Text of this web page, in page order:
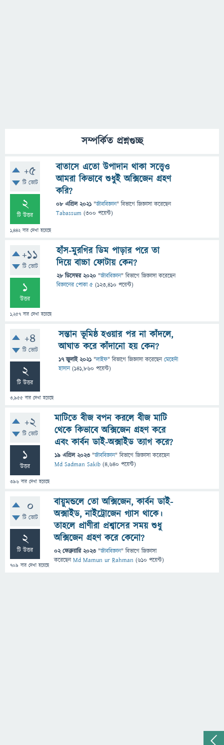
সম্পর্কিত প্রশ্নগুচ্ছ
+5
টি ভোট
2
টি উত্তর
1,442বার দেখা হয়েছে
বাতাসে এতো উপাদান থাকা সত্ত্বেও
আমরা কিভাবে শুধুই অক্সিজেন গ্রহণ
করি?
08 এপ্রিল 2021 "জীববিজ্ঞান" বিভাগে জিজ্ঞাসাকরেছেন
Tabassum (300 পয়েন্ট)
+11
টি ভোট
1
উত্তর
1,257 বার দেখা হয়েছে
হাঁস-মুরগির ডিম পাড়ার পরে তা
দিয়ে বাচ্চা ফোটায় কেন?
28 ডিসেম্বর 2020 "জীববিজ্ঞান" বিভাগে জিজ্ঞাসাকরেছেন
বিজ্ঞানের পোকা ৫ (123,410 পয়েন্ট)
+4
টি ভোট
2
টি উত্তর
3,955 বার দেখা হয়েছে
সন্তান ভূমিষ্ঠ হওয়ার পর না কাঁদলে,
আঘাত করে কাঁদানো হয় কেন?
17 জুলাই 2021 "লাইফ" বিভাগে জিজ্ঞাসাকরেছেনমেহেদী
হাসান (141,860 পয়েন্ট)
+2
টি ভোট
1
উত্তর
396 বার দেখা হয়েছে
মাটিতে বীজ বপন করলে বীজ মাটি
থেকে কিভাবে অক্সিজেন গ্রহণ করে
এবং কার্বন ডাই-অক্সাইড ত্যাগ করে?
19 এপ্রিল 2023 "জীববিজ্ঞান" বিভাগে জিজ্ঞাসাকরেছেন
Md Sadman Sakib (4,640 পয়েন্ট)
0
টি ভোট
2
টি উত্তর
709 বার দেখা হয়েছে
বায়ুমন্ডলে তো অক্সিজেন, কার্বন ডাই-
অক্সাইড, নাইট্রোজেন গ্যাস থাকে।
তাহলে প্রাণীরা প্রশ্বাসের সময় শুধু
অক্সিজেন গ্রহণ করে কেনো?
02 ফেব্রুয়ারি 2023 "জীববিজ্ঞান" বিভাগে জিজ্ঞাসা
করেছেনMd Mamun ur Rahman (610 পয়েন্ট)